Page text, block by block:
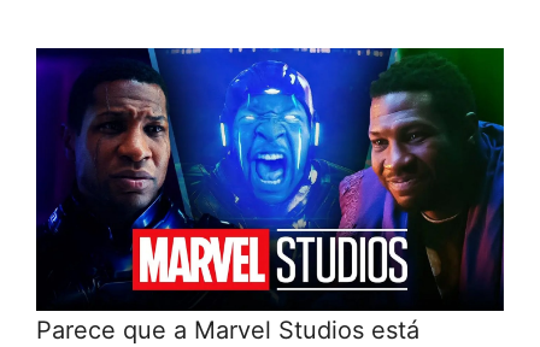
Parece que a Marvel Studios está